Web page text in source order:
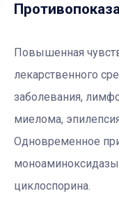
Повышенная
лекарственного
заболевания,
миелома,
Одновременное
циклоспорина.